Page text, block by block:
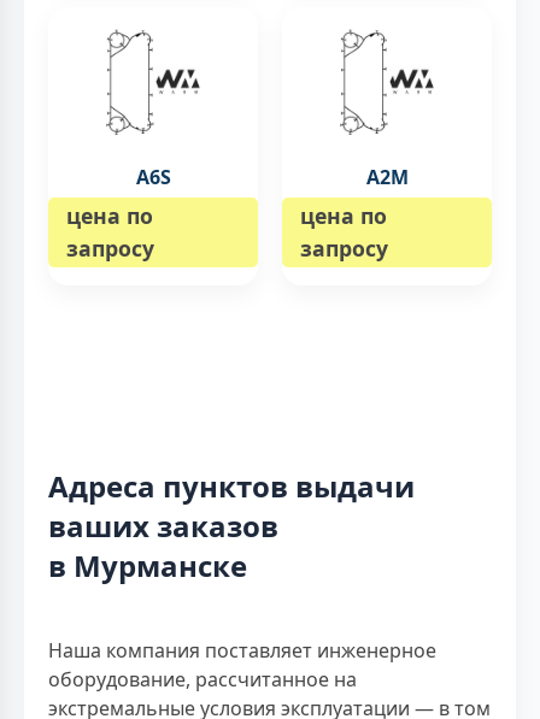
A6S
цена по
запросу
A2M
цена по
запросу
Адреса пунктов выдачи
ваших заказов
в Мурманске
Наша компания поставляет инженерное
оборудование, рассчитанное на
экстремальные условия эксплуатации — в том